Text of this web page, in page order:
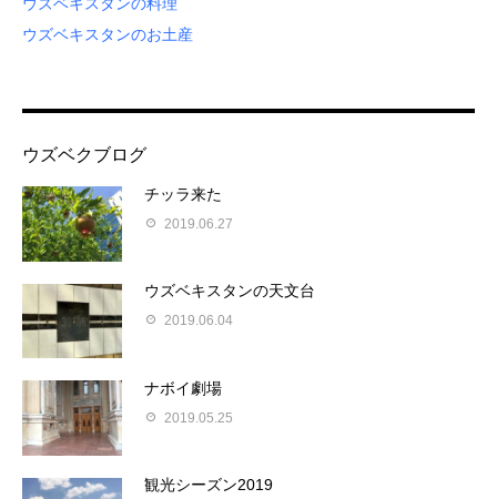
ウズベキスタンのお土産
ウズベクブログ
チッラ来た
2019.06.27
ウズベキスタンの天文台
2019.06.04
ナボイ劇場
2019.05.25
観光シーズン2019